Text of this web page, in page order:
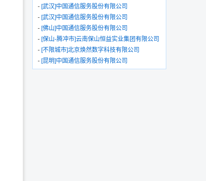
- [武汉]中国通信服务股份有限公司
- [武汉]中国通信服务股份有限公司
- [佛山]中国通信服务股份有限公司
- [保山-腾冲市]云南保山恒益实业集团有限公司
- [不限城市]北京焕然数字科技有限公司
- [昆明]中国通信服务股份有限公司